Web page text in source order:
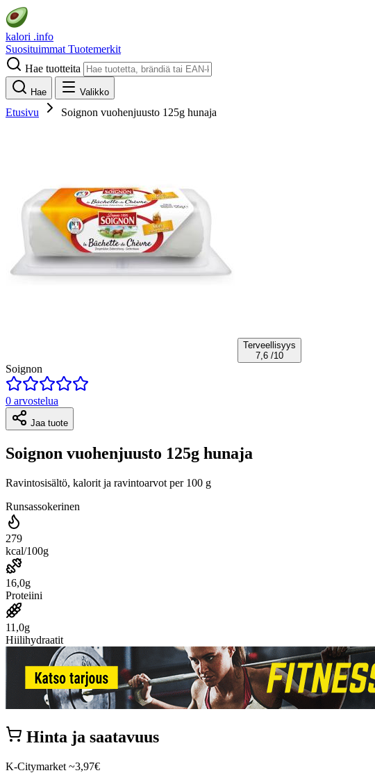
kalori .info
Suosituimmat Tuotemerkit
Hae tuotteita
Hae Valikko
Etusivu Soignon vuohenjuusto 125g hunaja
Terveellisyys
7,6 /10
Soignon
0 arvostelua
Jaa tuote
Soignon vuohenjuusto 125g hunaja
Ravintosisältö, kalorit ja ravintoarvot per 100 g
Runsassokerinen
279
kcal/100g
16,0g
Proteiini
11,0g
Hiilihydraatit
Hinta ja saatavuus
K-Citymarket ~3,97€